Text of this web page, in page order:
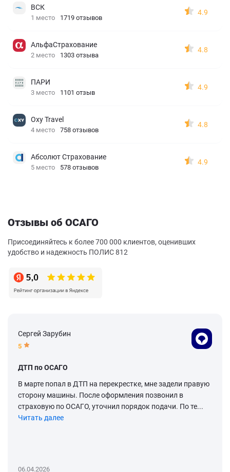
ВСК
1 место 1719 отзывов
4.9
АльфаСтрахование
2 место 1303 отзыва
4.8
ПАРИ
3 место 1101 отзыв
4.9
Oxy Travel
4 место 758 отзывов
4.8
Абсолют Страхование
5 место 578 отзывов
4.9
Отзывы об ОСАГО
Присоединяйтесь к более 700 000 клиентов, оценивших
удобство и надежность ПОЛИС 812
Сергей Зарубин
5
ДТП по ОСАГО
В марте попал в ДТП на перекрестке, мне задели правую
сторону машины. После оформления позвонил в
страховую по ОСАГО, уточнил порядок подачи. По те...
Читать далее
06.04.2026